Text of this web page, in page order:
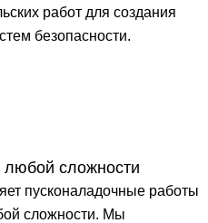
работ для создания
безопасности.
сложности
пусконаладочные работы
сложности. Мы